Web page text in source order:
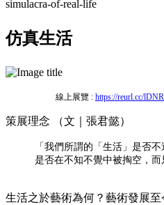
simulacra-of-real-life
仿真生活
線上展覽 : https://reurl.cc/
策展理念 （文｜張君懿）
「我們所謂的「生活」是否
是否在不知不覺中被掏空，
生活之於藝術為何？藝術發展